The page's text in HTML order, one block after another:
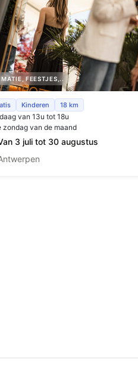
FEESTJES,..
x Veuve Clicquot Rooftop Terrace
Kinderen 18 km
van 13u tot 18u
zondag van de maand
3 juli tot 30 augustus